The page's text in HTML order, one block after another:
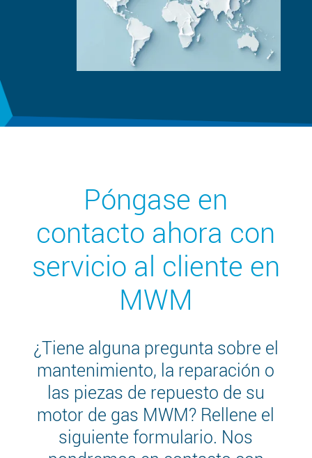
Póngase en
contacto ahora con
servicio al cliente en
MWM
¿Tiene alguna pregunta sobre el
mantenimiento, la reparación o
las piezas de repuesto de su
motor de gas MWM? Rellene el
siguiente formulario. Nos